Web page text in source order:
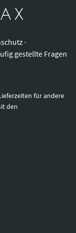
·
gestellte Fragen
für andere
den